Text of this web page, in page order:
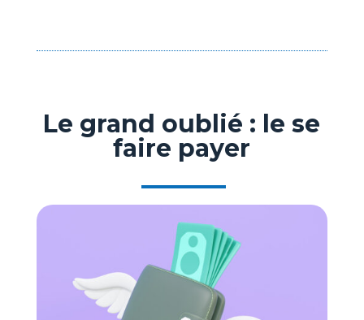
Le grand oublié : le se
faire payer